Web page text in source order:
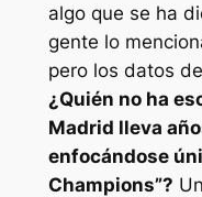
algo que se ha
gente lo
pero los datos
¿Quién no ha
Madrid lleva
enfocándose
Champions”?